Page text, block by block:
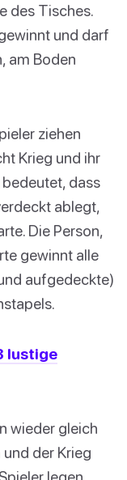
des Tisches.
und darf
am Boden
ziehen
Krieg und ihr
dass
ablegt,
Die Person,
gewinnt alle
aufgedeckte)
lustige
wieder gleich
der Krieg